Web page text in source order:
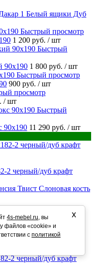
1 Белый ящики Дуб
Быстрый просмотр
1 200 руб. / шт
Быстрый
90х190 1 800 руб. / шт
Быстрый просмотр
900 руб. / шт
просмотр
/ шт
Быстрый
90х190 11 290 руб. / шт
2 черный/дуб крафт
Твист Слоновая кость
/ шт
2 черный/дуб крафт
4s-mebel.ru, вы
файлов «cookie» и
с политикой
х